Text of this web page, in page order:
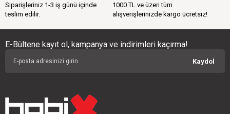
Siparişleriniz 1-3 iş günü içinde
teslim edilir.
1000 TL ve üzeri tüm
alışverişlerinizde kargo ücretsiz!
E-Bültene kayıt ol, kampanya ve indirimleri kaçırma!
Kaydol